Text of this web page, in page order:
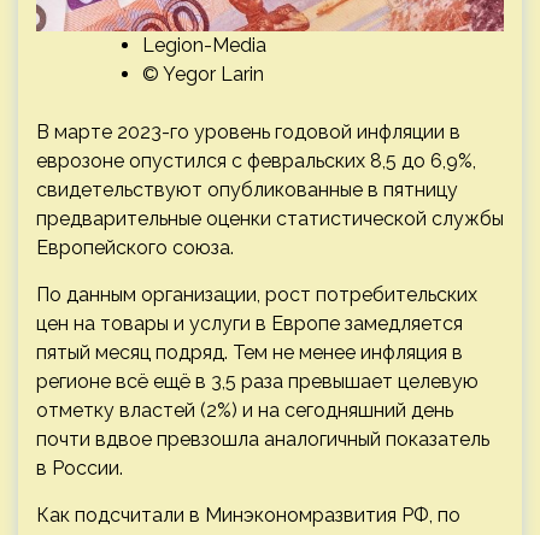
Legion-Media
© Yegor Larin
В марте 2023-го уровень годовой инфляции в
еврозоне опустился с февральских 8,5 до 6,9%,
свидетельствуют опубликованные в пятницу
предварительные оценки статистической службы
Европейского союза.
По данным организации, рост потребительских
цен на товары и услуги в Европе замедляется
пятый месяц подряд. Тем не менее инфляция в
регионе всё ещё в 3,5 раза превышает целевую
отметку властей (2%) и на сегодняшний день
почти вдвое превзошла аналогичный показатель
в России.
Как подсчитали в Минэкономразвития РФ, по